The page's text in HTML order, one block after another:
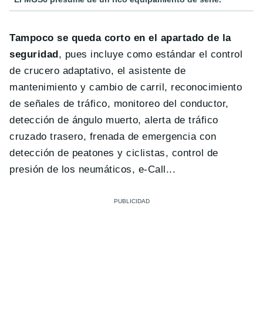
Tampoco se queda corto en el apartado de la
seguridad, pues incluye como estándar el control
de crucero adaptativo, el asistente de
mantenimiento y cambio de carril, reconocimiento
de señales de tráfico, monitoreo del conductor,
detección de ángulo muerto, alerta de tráfico
cruzado trasero, frenada de emergencia con
detección de peatones y ciclistas, control de
presión de los neumáticos, e-Call...